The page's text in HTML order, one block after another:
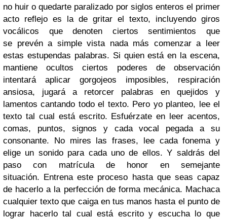
no huir o quedarte paralizado por siglos enteros el primer
acto reflejo es la de gritar el texto, incluyendo giros
vocálicos que denoten ciertos sentimientos que
se prevén a simple vista nada más comenzar a leer
estas estupendas palabras. Si quien está en la escena,
mantiene ocultos ciertos poderes de observación
intentará aplicar gorgojeos imposibles, respiración
ansiosa, jugará a retorcer palabras en quejidos y
lamentos cantando todo el texto. Pero yo planteo, lee el
texto tal cual está escrito. Esfuérzate en leer acentos,
comas, puntos, signos y cada vocal pegada a su
consonante. No mires las frases, lee cada fonema y
elige un sonido para cada uno de ellos. Y saldrás del
paso con matrícula de honor en semejante
situación. Entrena este proceso hasta que seas capaz
de hacerlo a la perfección de forma mecánica. Machaca
cualquier texto que caiga en tus manos hasta el punto de
lograr hacerlo tal cual está escrito y escucha lo que